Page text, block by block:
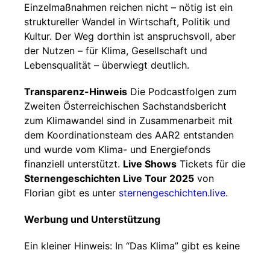
Einzelmaßnahmen reichen nicht – nötig ist ein
struktureller Wandel in Wirtschaft, Politik und
Kultur. Der Weg dorthin ist anspruchsvoll, aber
der Nutzen – für Klima, Gesellschaft und
Lebensqualität – überwiegt deutlich.
Transparenz-Hinweis Die Podcastfolgen zum
Zweiten Österreichischen Sachstandsbericht
zum Klimawandel sind in Zusammenarbeit mit
dem Koordinationsteam des AAR2 entstanden
und wurde vom Klima- und Energiefonds
finanziell unterstützt. Live Shows Tickets für die
Sternengeschichten Live Tour 2025 von
Florian gibt es unter sternengeschichten.live.
Werbung und Unterstützung
Ein kleiner Hinweis: In “Das Klima” gibt es keine